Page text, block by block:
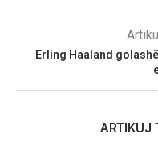
Erling Haaland
ARTIKUJ